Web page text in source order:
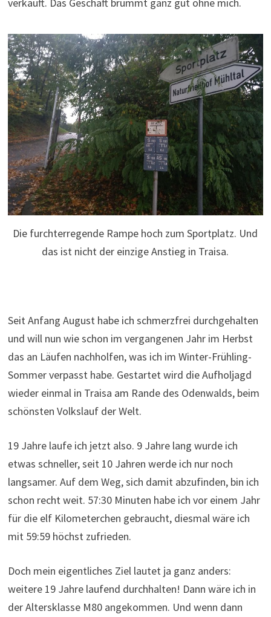
verkauft. Das Geschäft brummt ganz gut ohne mich.
Die furchterregende Rampe hoch zum Sportplatz. Und
das ist nicht der einzige Anstieg in Traisa.
Seit Anfang August habe ich schmerzfrei durchgehalten
und will nun wie schon im vergangenen Jahr im Herbst
das an Läufen nachholfen, was ich im Winter-Frühling-
Sommer verpasst habe. Gestartet wird die Aufholjagd
wieder einmal in Traisa am Rande des Odenwalds, beim
schönsten Volkslauf der Welt.
19 Jahre laufe ich jetzt also. 9 Jahre lang wurde ich
etwas schneller, seit 10 Jahren werde ich nur noch
langsamer. Auf dem Weg, sich damit abzufinden, bin ich
schon recht weit. 57:30 Minuten habe ich vor einem Jahr
für die elf Kilometerchen gebraucht, diesmal wäre ich
mit 59:59 höchst zufrieden.
Doch mein eigentliches Ziel lautet ja ganz anders:
weitere 19 Jahre laufend durchhalten! Dann wäre ich in
der Altersklasse M80 angekommen. Und wenn dann